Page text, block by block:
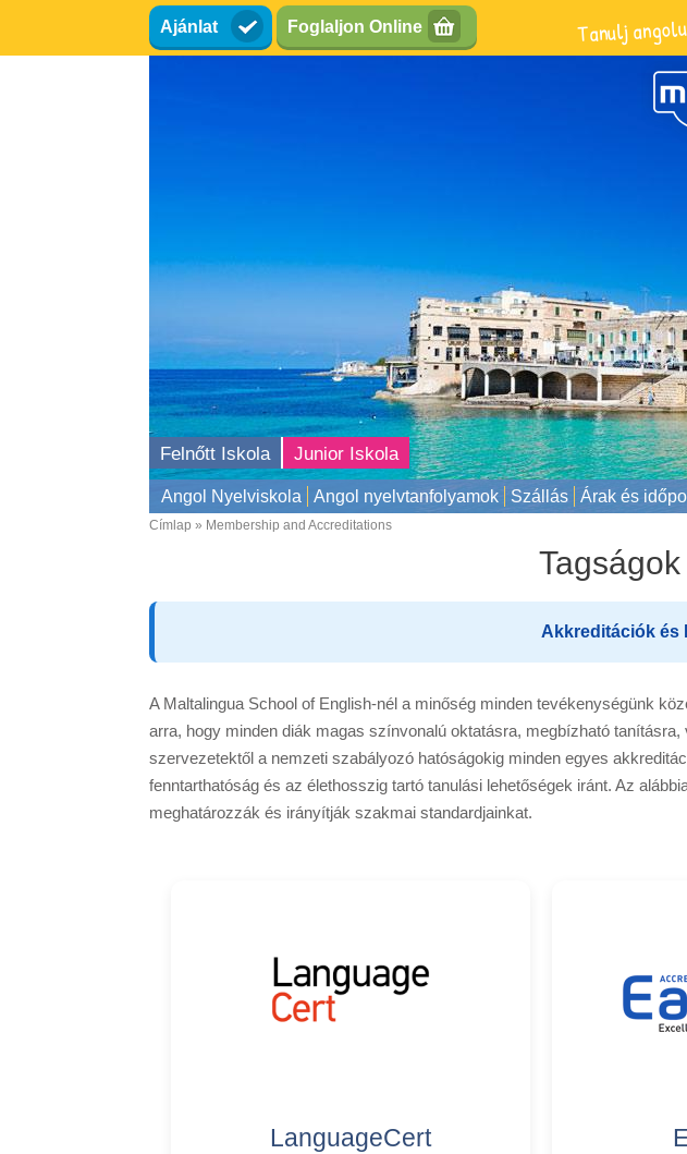
Ajánlat Foglaljon Online Tanulj
Felnőtt Iskola Junior Iskola
Angol Nyelviskola Angol nyelvtanfolyamok Szállás Árak és
Címlap Membership and Accreditations
Akkreditációk és
A Maltalingua School of English-nél a minőség minden tevékenységünk
arra, hogy minden diák magas színvonalú oktatásra, megbízható
szervezetektől a nemzeti szabályozó hatóságokig minden egyes
fenntarthatóság és az élethosszig tartó tanulási lehetőségek iránt. Az
meghatározzák és irányítják szakmai standardjainkat.
LanguageCert